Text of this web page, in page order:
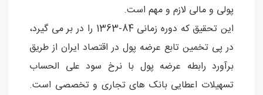
پولی و مالی لازم و مهم است.
این تحقیق که دوره زمانی 84-1363 را در بر می گیرد،
در پی تخمین تابع عرضه پول در اقتصاد ایران از طریق
برآورد رابطه عرضه پول با نرخ سود علی الحساب
تسهیلات اعطایی بانک های تجاری و تخصصی است.